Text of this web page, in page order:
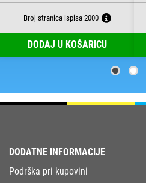
Broj stranica ispisa 2000
DODAJ U KOŠARICU
DODATNE INFORMACIJE
Podrška pri kupovini